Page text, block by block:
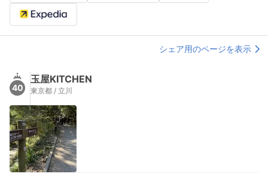
シェア用のページを表示
40
玉屋KITCHEN
東京都 / 立川